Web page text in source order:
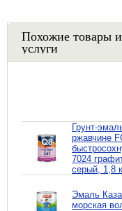
Похожие товары и
услуги
Грунт-
ржавчине
7024
серый, 1,8
Эмаль
морская